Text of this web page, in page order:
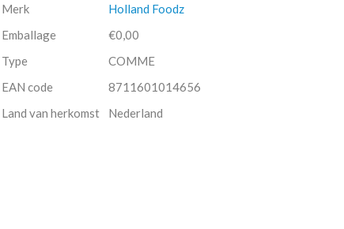
Merk
Holland Foodz
Emballage
€0,00
Type
COMME
EAN code
8711601014656
Land van herkomst
Nederland